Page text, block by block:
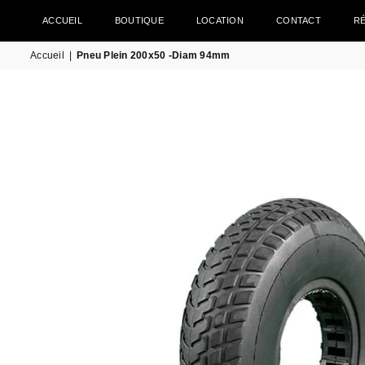
ACCUEIL BOUTIQUE LOCATION CONTACT
Accueil Pneu Plein 200x50 -Diam 94mm